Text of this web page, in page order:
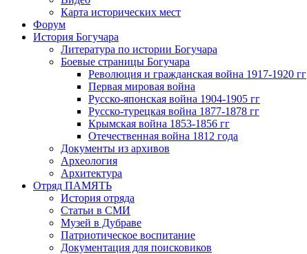
Карта исторических мест
Форум
История Богучара
Литература по истории Богучара
Боевые страницы Богучара
Революция и гражданская война 1917-1920 гг
Первая мировая война
Русско-японская война 1904-1905 гг
Русско-турецкая война 1877-1878 гг
Крымская война 1853-1856 гг
Отечественная война 1812 года
Документы из архивов
Археология
Архитектура
Отряд ПАМЯТЬ
История отряда
Статьи в СМИ
Музей в Дубраве
Патриотическое воспитание
Документация для поисковиков